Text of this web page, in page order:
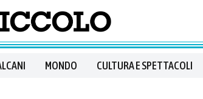
MONDO CULTURA E SPETTACOLI